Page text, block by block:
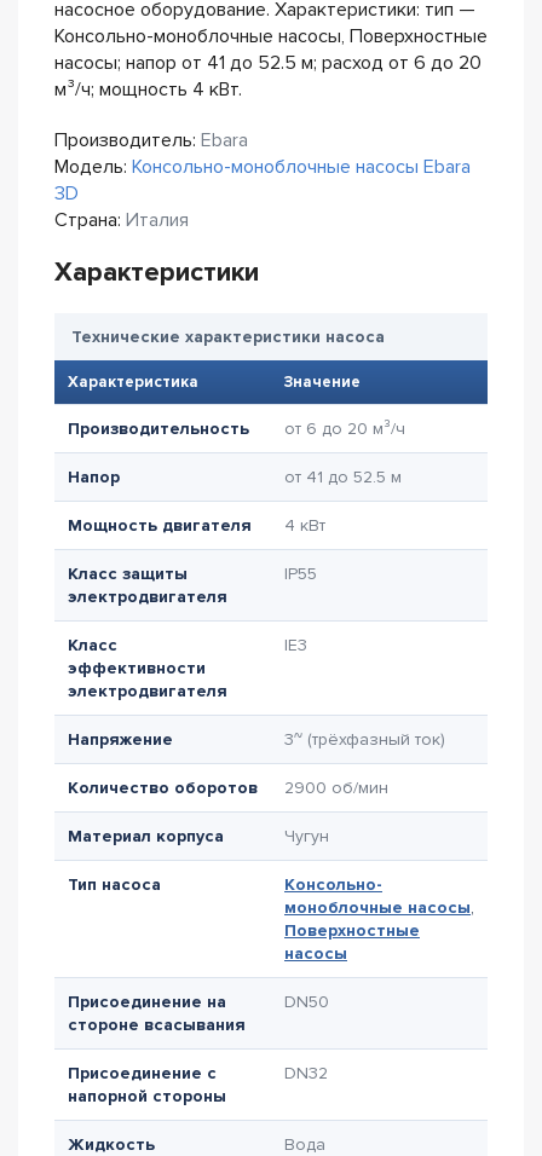
насосное оборудование. Характеристики: тип —
Консольно-моноблочные насосы, Поверхностные
насосы; напор от 41 до 52.5 м; расход от 6 до 20
м³/ч; мощность 4 кВт.
Производитель: Ebara
Модель: Консольно-моноблочные насосы Ebara
3D
Страна: Италия
Характеристики
Технические характеристики насоса
Характеристика Значение
Производительность от 6 до 20 м³/ч
Напор от 41 до 52.5 м
Мощность двигателя 4 кВт
Класс защиты
электродвигателя
IP55
Класс
эффективности
электродвигателя
IE3
Напряжение 3~ (трёхфазный ток)
Количество оборотов 2900 об/мин
Материал корпуса Чугун
Тип насоса
Консольно-
моноблочные насосы,
Поверхностные
насосы
Присоединение на
стороне всасывания
DN50
Присоединение с
напорной стороны
DN32
Жидкость Вода